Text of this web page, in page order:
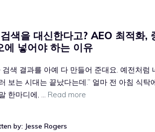
색을 대신한다고? AEO 최적화,
에 넣어야 하는 이유
검색 결과를 아예 다 만들어 준대요. 예전처럼
보는 시대는 끝났다는데.” 얼마 전 아침 식탁
한마디에, … Read more
by: Jesse Rogers